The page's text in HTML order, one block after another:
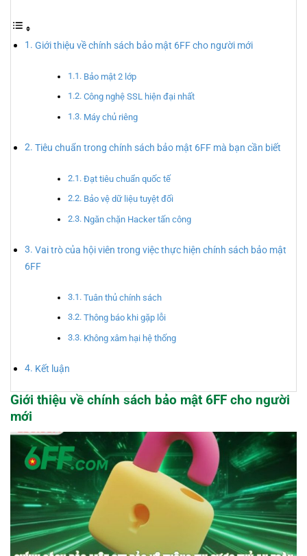
Giới thiệu về chính sách bảo mật 6FF cho người mới
Bảo mật 2 lớp
Công nghệ SSL hiện đại nhất
Máy chủ riêng
Tiêu chuẩn trong chính sách bảo mật 6FF mà bạn cần biết
Đạt tiêu chuẩn quốc tế
Bảo vệ dữ liệu tuyệt đối
Ngăn chặn Hacker tấn công
Vai trò của hội viên trong việc thực hiện chính sách bảo mật
6FF
Tuân thủ chính sách
Thông báo khi gặp lỗi
Không xâm hại hệ thống
Kết luận
Giới thiệu về chính sách bảo mật 6FF cho người
mới